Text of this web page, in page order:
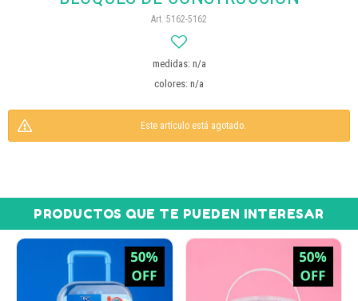
5162-5162
medidas: n/a
colores: n/a
Este artículo está agotado.
PRODUCTOS QUE TE PUEDEN INTERESAR